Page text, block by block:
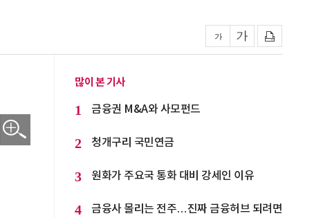
많이 본 기사
1 금융권 M&A와 사모펀드
2 청개구리 국민연금
3 원화가 주요국 통화 대비 강세인 이유
4 금융사 몰리는 전주…진짜 금융허브 되려면